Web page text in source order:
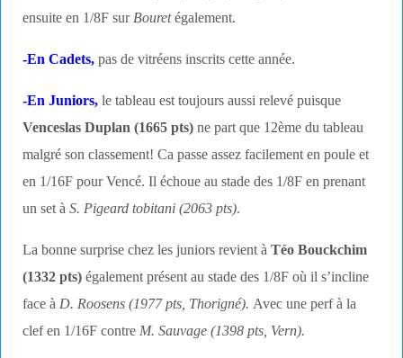
ensuite en 1/8F surBouretégalement.
-En Cadets, pas de vitréens inscrits cette année.
-En Juniors, le tableau est toujours aussi relevé puisque
Venceslas Duplan (1665 pts) ne part que 12ème du tableau
malgré son classement! Ca passe assez facilement en poule et
en 1/16F pour Vencé. Il échoue au stade des 1/8F en prenant
un set àS. Pigeard tobitani (2063 pts).
La bonne surprise chez les juniors revient àTéo Bouckchim
(1332 pts)également présent au stade des 1/8F où il s’incline
face àD. Roosens (1977 pts, Thorigné).Avec une perf à la
clef en 1/16F contre M. Sauvage (1398 pts, Vern).